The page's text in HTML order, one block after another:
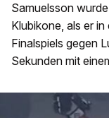
Samuelsson
Klubikone, als er
Finalspiels gegen
Sekunden mit